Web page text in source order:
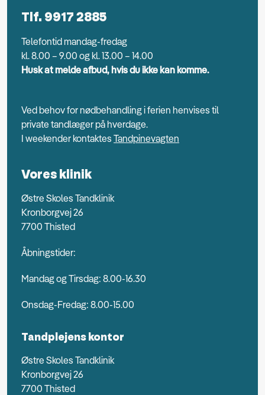
Tlf. 9917 2885
Telefontid mandag-fredag
kl. 8.00 – 9.00 og kl. 13.00 – 14.00
Husk at melde afbud, hvis du ikke kan komme.
Ved behov for nødbehandling i ferien henvises til
private tandlæger på hverdage.
I weekender kontaktes Tandpinevagten
Vores klinik
Østre Skoles Tandklinik
Kronborgvej 26
7700 Thisted
Åbningstider:
Mandag og Tirsdag: 8.00-16.30
Onsdag-Fredag: 8.00-15.00
Tandplejens kontor
Østre Skoles Tandklinik
Kronborgvej 26
7700 Thisted